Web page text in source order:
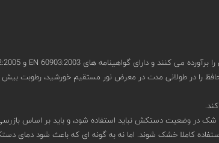
در طولانی مدت در معرض نور مستقیم خورشید، رطوبت بیش از
وضعیت دستکش نباید استفاده شود، و باید بر اساس
نه به گونه ای که باعث شود دمای دستکش از 65 درجه سانتیگراد بیشتر شود و